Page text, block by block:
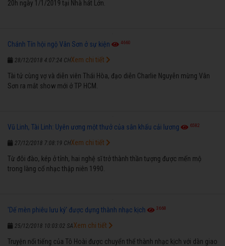
20h ngày 1/1/2019 tại Nhà hát Lớn.
Chánh Tín hội ngộ Vân Sơn ở sự kiện 4660
28/12/2018 4:07:24 CH
Tài tử cùng vợ và diễn viên Thái Hòa, đạo diễn Charlie Nguyễn mừng Vân
Sơn ra mắt show mới ở TP HCM.
Xem chi tiết
Vũ Linh, Tài Linh: Uyên ương một thưở của sân khấu cải lương 6582
27/12/2018 7:08:19 CH
Từ đôi đào, kép ở tỉnh, hai nghệ sĩ trở thành thần tượng được mến mộ
trong làng cổ nhạc thập niên 1990.
Xem chi tiết
'Dế mèn phiêu lưu ký' được dựng thành nhạc kịch 3668
25/12/2018 10:03:02 SA
Truyện nổi tiếng của Tô Hoài được chuyển thể thành nhạc kịch với dàn giao
Xem chi tiết